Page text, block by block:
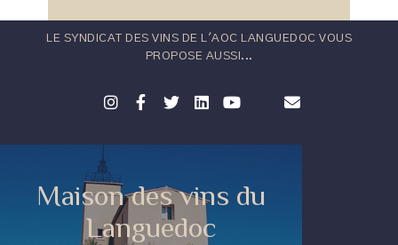
LE SYNDICAT DES VINS DE L'AOC LANGUEDOC VOUS
PROPOSE AUSSI...
Maison des vins du
Languedoc